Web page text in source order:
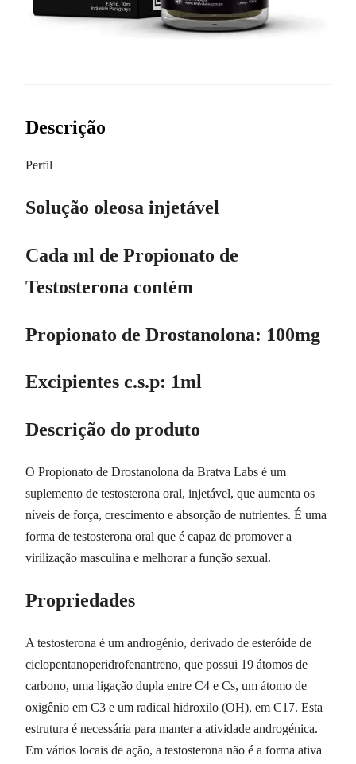
Descrição
Perfil
Solução oleosa injetável
Cada ml de Propionato de
Testosterona contém
Propionato de Drostanolona: 100mg
Excipientes c.s.p: 1ml
Descrição do produto
O Propionato de Drostanolona da Bratva Labs é um
suplemento de testosterona oral, injetável, que aumenta os
níveis de força, crescimento e absorção de nutrientes. É uma
forma de testosterona oral que é capaz de promover a
virilização masculina e melhorar a função sexual.
Propriedades
A testosterona é um androgénio, derivado de esteróide de
ciclopentanoperidrofenantreno, que possui 19 átomos de
carbono, uma ligação dupla entre C4 e Cs, um átomo de
oxigênio em C3 e um radical hidroxilo (OH), em C17. Esta
estrutura é necessária para manter a atividade androgénica.
Em vários locais de ação, a testosterona não é a forma ativa